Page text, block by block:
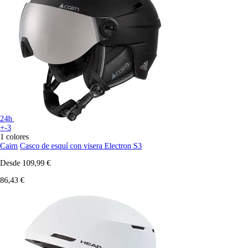
24h
+-3
1 colores
Cairn Casco de esquí con visera Electron S3
Desde 109,99 €
86,43 €